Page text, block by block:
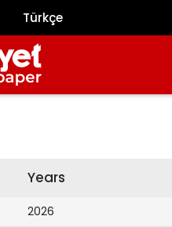
Türkçe
Years
2026